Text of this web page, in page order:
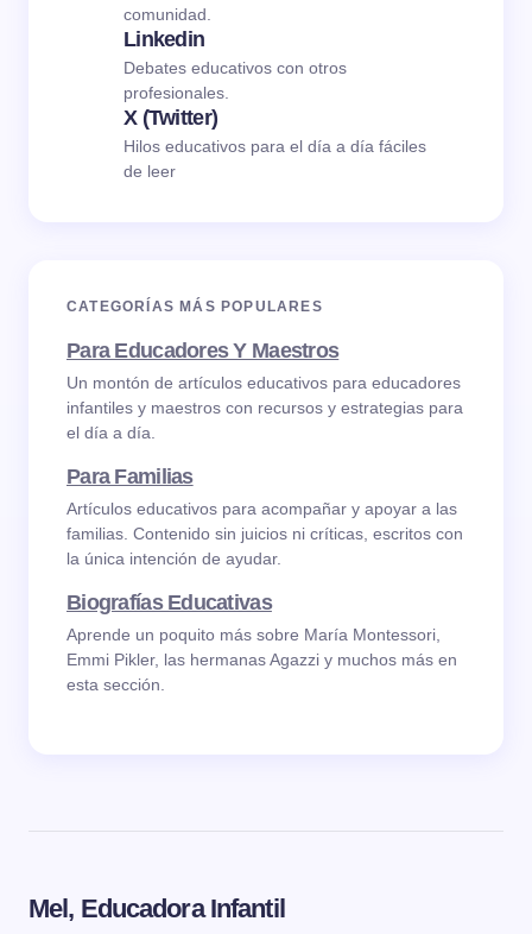
comunidad.
Linkedin
Debates educativos con otros
profesionales.
X (Twitter)
Hilos educativos para el día a día fáciles
de leer
CATEGORÍAS MÁS POPULARES
Para Educadores Y Maestros
Un montón de artículos educativos para educadores
infantiles y maestros con recursos y estrategias para
el día a día.
Para Familias
Artículos educativos para acompañar y apoyar a las
familias. Contenido sin juicios ni críticas, escritos con
la única intención de ayudar.
Biografías Educativas
Aprende un poquito más sobre María Montessori,
Emmi Pikler, las hermanas Agazzi y muchos más en
esta sección.
Mel, Educadora Infantil